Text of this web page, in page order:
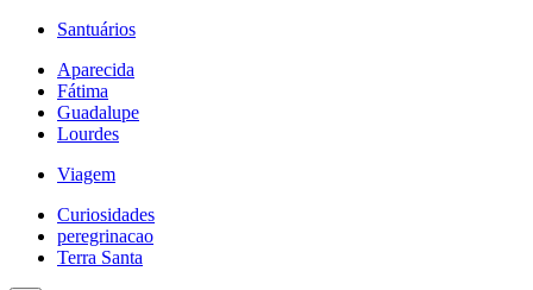
Santuários
Aparecida
Fátima
Guadalupe
Lourdes
Viagem
Curiosidades
peregrinacao
Terra Santa